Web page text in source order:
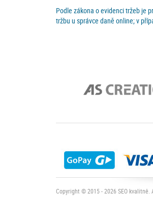
Podle zákona o evidenci tržeb je
tržbu u správce daně online; v
Copyright © 2015 - 2026SEO kvalitně.